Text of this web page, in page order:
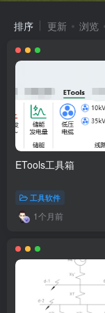
排序 更新 浏览
ETools工具箱
工具软件
1个月前